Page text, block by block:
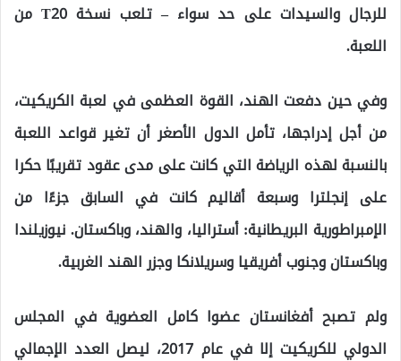
للرجال والسيدات على حد سواء – تلعب نسخة T20 من
اللعبة.
وفي حين دفعت الهند، القوة العظمى في لعبة الكريكيت،
من أجل إدراجها، تأمل الدول الأصغر أن تغير قواعد اللعبة
بالنسبة لهذه الرياضة التي كانت على مدى عقود تقريبًا حكرا
على إنجلترا وسبعة أقاليم كانت في السابق جزءًا من
الإمبراطورية البريطانية: أستراليا، والهند، وباكستان. نيوزيلندا
وباكستان وجنوب أفريقيا وسريلانكا وجزر الهند الغربية.
ولم تصبح أفغانستان عضوا كامل العضوية في المجلس
الدولي للكريكيت إلا في عام 2017، ليصل العدد الإجمالي